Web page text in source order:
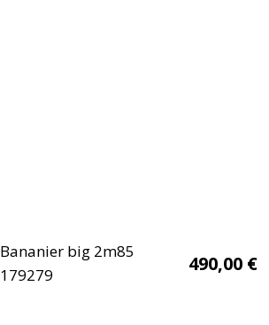
Bananier big 2m85
179279
490,00 €